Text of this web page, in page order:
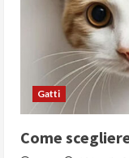
Gatti
Come